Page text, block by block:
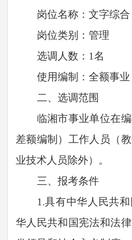
岗位名称： 文字综合
岗位类别：管理
选调人数： 1名
使用编制：全额事业
二、选调范围
临湘市事业单位在
差额编制） 工作人员 （
业技术人员除外） 。
三、报考条件
1.具有中华人民共
华人民共和国宪法和法